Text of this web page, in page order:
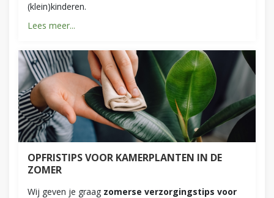
(klein)kinderen.
Lees meer...
OPFRISTIPS VOOR KAMERPLANTEN IN DE
ZOMER
Wij geven je graag zomerse verzorgingstips voor